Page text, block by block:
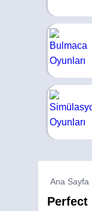
Ana Sayfa
Perfect